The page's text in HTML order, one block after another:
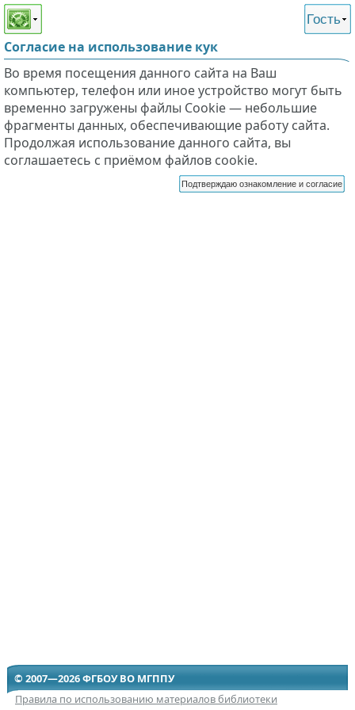
Этот сайт поддерживает
слабовидящих
Гость
Согласие на использование кук
Во время посещения данного сайта на Ваш
компьютер, телефон или иное устройство могут быть
временно загружены файлы Cookie — небольшие
фрагменты данных, обеспечивающие работу сайта.
Продолжая использование данного сайта, вы
соглашаетесь с приёмом файлов cookie.
Подтверждаю ознакомление и согласие
© 2007—2026 ФГБОУ ВО МГППУ
Правила по использованию материалов библиотеки